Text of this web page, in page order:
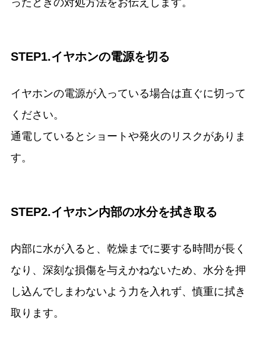
ったときの対処方法をお伝えします。
STEP1.イヤホンの電源を切る
イヤホンの電源が入っている場合は直ぐに切って
ください。
通電しているとショートや発火のリスクがありま
す。
STEP2.イヤホン内部の水分を拭き取る
内部に水が入ると、乾燥までに要する時間が長く
なり、深刻な損傷を与えかねないため、水分を押
し込んでしまわないよう力を入れず、慎重に拭き
取ります。